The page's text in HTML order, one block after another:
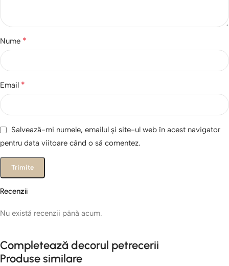
Recenzii
Nu există recenzii până acum.
Nume *
Email *
Salvează-mi numele, emailul și site-ul web în acest navigator
pentru data viitoare când o să comentez.
Completează decorul petrecerii
Produse similare